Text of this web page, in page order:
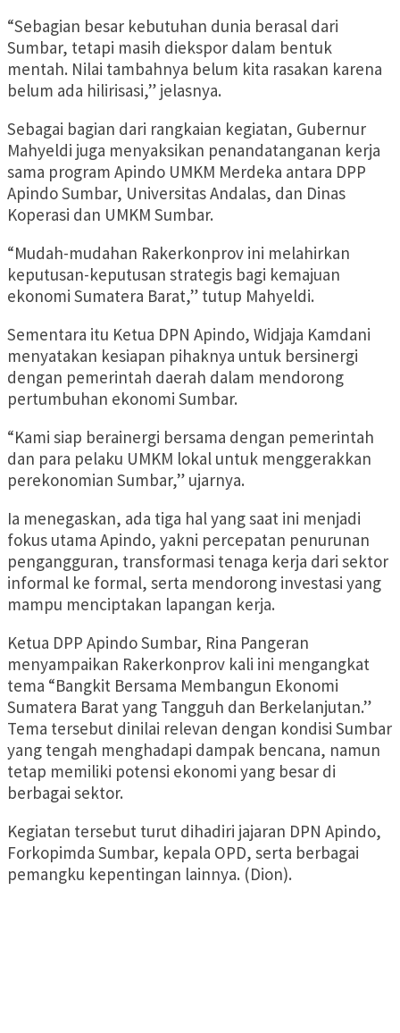
“Sebagian besar kebutuhan dunia berasal dari
Sumbar, tetapi masih diekspor dalam bentuk
mentah. Nilai tambahnya belum kita rasakan karena
belum ada hilirisasi,” jelasnya.
Sebagai bagian dari rangkaian kegiatan, Gubernur
Mahyeldi juga menyaksikan penandatanganan kerja
sama program Apindo UMKM Merdeka antara DPP
Apindo Sumbar, Universitas Andalas, dan Dinas
Koperasi dan UMKM Sumbar.
“Mudah-mudahan Rakerkonprov ini melahirkan
keputusan-keputusan strategis bagi kemajuan
ekonomi Sumatera Barat,” tutup Mahyeldi.
Sementara itu Ketua DPN Apindo, Widjaja Kamdani
menyatakan kesiapan pihaknya untuk bersinergi
dengan pemerintah daerah dalam mendorong
pertumbuhan ekonomi Sumbar.
“Kami siap berainergi bersama dengan pemerintah
dan para pelaku UMKM lokal untuk menggerakkan
perekonomian Sumbar,” ujarnya.
Ia menegaskan, ada tiga hal yang saat ini menjadi
fokus utama Apindo, yakni percepatan penurunan
pengangguran, transformasi tenaga kerja dari sektor
informal ke formal, serta mendorong investasi yang
mampu menciptakan lapangan kerja.
Ketua DPP Apindo Sumbar, Rina Pangeran
menyampaikan Rakerkonprov kali ini mengangkat
tema “Bangkit Bersama Membangun Ekonomi
Sumatera Barat yang Tangguh dan Berkelanjutan.”
Tema tersebut dinilai relevan dengan kondisi Sumbar
yang tengah menghadapi dampak bencana, namun
tetap memiliki potensi ekonomi yang besar di
berbagai sektor.
Kegiatan tersebut turut dihadiri jajaran DPN Apindo,
Forkopimda Sumbar, kepala OPD, serta berbagai
pemangku kepentingan lainnya. (Dion).